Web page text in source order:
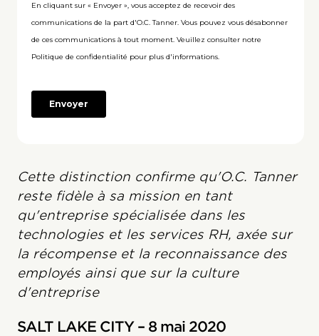
Cette distinction confirme qu'O.C. Tanner
reste fidèle à sa mission en tant
qu'entreprise spécialisée dans les
technologies et les services RH, axée sur
la récompense et la reconnaissance des
employés ainsi que sur la culture
d'entreprise
SALT LAKE CITY – 8 mai 2020